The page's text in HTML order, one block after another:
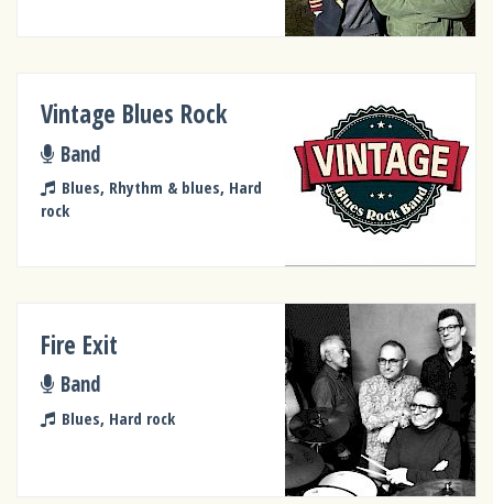
Vintage Blues Rock
Band
Blues, Rhythm & blues, Hard
rock
Fire Exit
Band
Blues, Hard rock